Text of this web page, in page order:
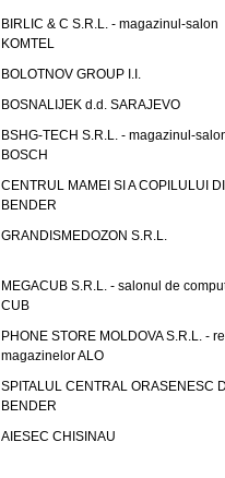
BIRLIC & C S.R.L. - magazinul-salon
KOMTEL
BOLOTNOV GROUP I.I.
BOSNALIJEK d.d. SARAJEVO
BSHG-TECH S.R.L. - magazinul-
BOSCH
CENTRUL MAMEI SI A COPILULUI
BENDER
GRANDISMEDOZON S.R.L.
MEGACUB S.R.L. - salonul de
CUB
PHONE STORE MOLDOVA S.R.L. -
magazinelor ALO
SPITALUL CENTRAL ORASENESC
BENDER
AIESEC CHISINAU